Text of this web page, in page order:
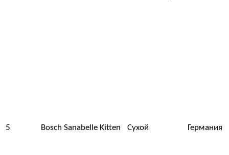
5 Bosch Sanabelle Kitten Сухой Германия